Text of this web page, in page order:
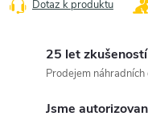
Dotaz k produktu
25 let zkušeností
Prodejem
Jsme